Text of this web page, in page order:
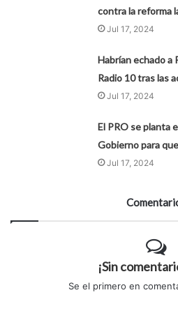
contra la reforma
Jul 17, 2024
Habrían echado a
Radio 10 tras las
Jul 17, 2024
El PRO se planta
Gobierno para
Jul 17, 2024
¡Sin
Se el primero en